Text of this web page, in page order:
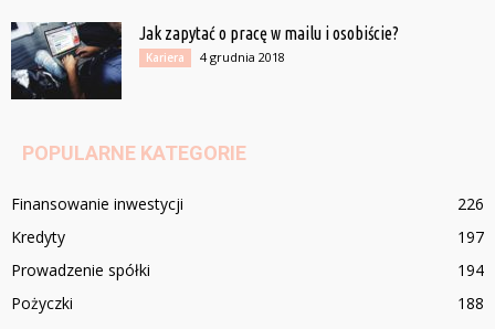
Jak zapytać o pracę w mailu i osobiście?
Kariera 4 grudnia 2018
POPULARNE KATEGORIE
Finansowanie inwestycji
226
Kredyty
197
Prowadzenie spółki
194
Pożyczki
188